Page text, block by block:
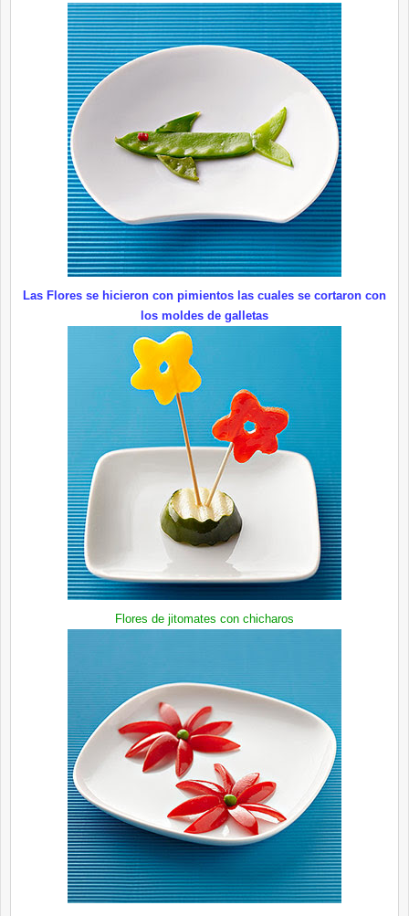
Las Flores se hicieron con pimientos las cuales se cortaron con
los moldes de galletas
Flores de jitomates con chicharos